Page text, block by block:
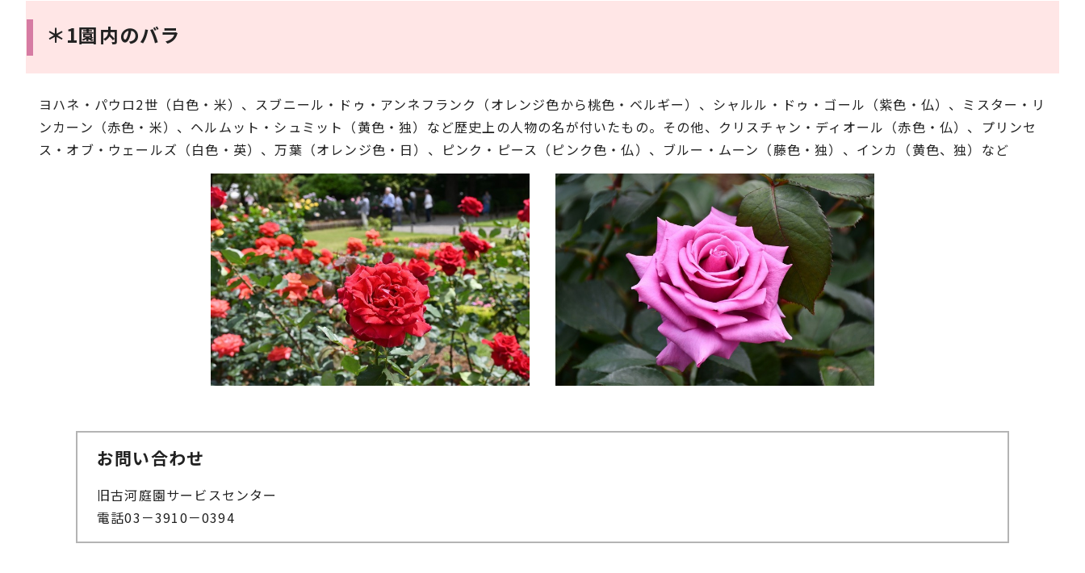
＊1園内のバラ
ヨハネ・パウロ2世（白色・米）、スブニール・ドゥ・アンネフランク（オレンジ色から桃色・ベルギー）、シャルル・ドゥ・ゴール（紫色・仏）、ミスター・リ
ンカーン（赤色・米）、ヘルムット・シュミット（黄色・独）など歴史上の人物の名が付いたもの。その他、クリスチャン・ディオール（赤色・仏）、プリンセ
ス・オブ・ウェールズ（白色・英）、万葉（オレンジ色・日）、ピンク・ピース（ピンク色・仏）、ブルー・ムーン（藤色・独）、インカ（黄色、独）など
お問い合わせ
旧古河庭園サービスセンター
電話03－3910－0394